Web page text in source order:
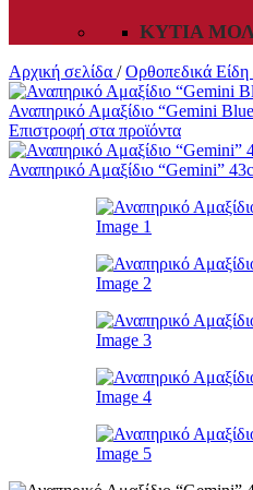
ΚΥΤΊΑ
Αρχική σελίδα / Ορθοπεδικά Είδη
Αναπηρικό Αμαξίδιο “Gemini
Επιστροφή στα προϊόντα
Αναπηρικό Αμαξίδιο “Gemini”